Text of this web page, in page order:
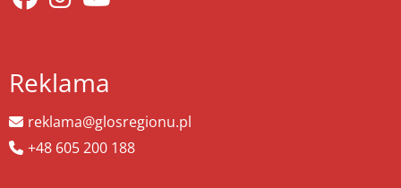
Reklama
reklama@glosregionu.pl
+48 605 200 188